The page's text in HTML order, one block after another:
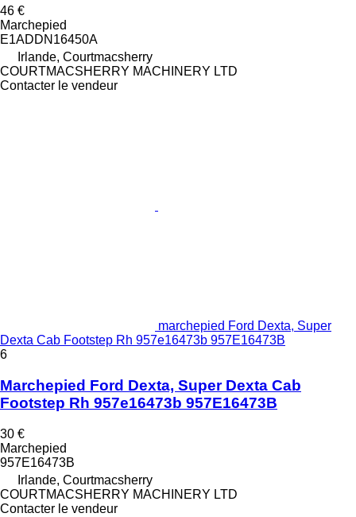
46 €
Marchepied
E1ADDN16450A
Irlande, Courtmacsherry
COURTMACSHERRY MACHINERY LTD
Contacter le vendeur
marchepied Ford Dexta, Super
Dexta Cab Footstep Rh 957e16473b 957E16473B
6
Marchepied Ford Dexta, Super Dexta Cab
Footstep Rh 957e16473b 957E16473B
30 €
Marchepied
957E16473B
Irlande, Courtmacsherry
COURTMACSHERRY MACHINERY LTD
Contacter le vendeur